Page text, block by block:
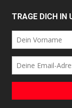
TRAGE DICH IN